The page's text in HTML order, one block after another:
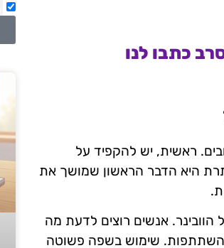
כתבו לנו
ראשית, יש להקפיד על
היא הדבר הראשון שמושך את
אנשים רוצים לדעת מה
שימוש בשפה פשוטה